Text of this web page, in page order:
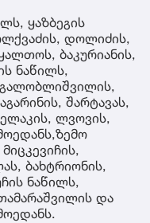
ყაზბეგის
დოლიძის,
ბაკურიანის,
ნაწილს,
შარტავას,
ლვოვის,
ბახტრიონის,
ნაწილს,
და